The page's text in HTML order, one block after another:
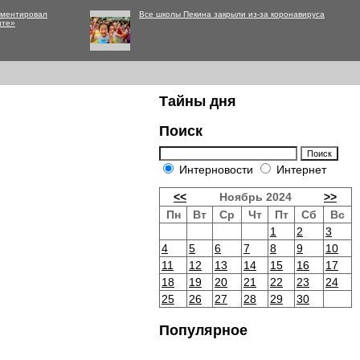
Все школы Пекина закрыли из-за коронавируса
Тайны дня
Поиск
Интерновости Интернет
<< Ноябрь 2024
>>
Пн
Вт Ср Чт Пт Сб
Вс
1
2
3
4
5 6 7 8 9
10
11
12 13 14 15 16
17
18
19 20 21 22 23
24
25
26 27 28 29 30
Популярное